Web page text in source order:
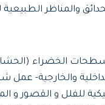
والمناظر الطبيعية
الخضراء
والخارجية- عمل
للفلل و القصور و